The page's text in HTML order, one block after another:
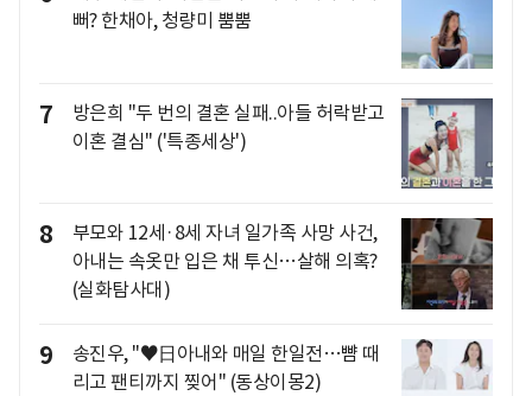
뻐? 한채아, 청량미 뿜뿜
7
방은희 "두 번의 결혼 실패..아들 허락받고
이혼 결심" ('특종세상')
8
부모와 12세·8세 자녀 일가족 사망 사건,
아내는 속옷만 입은 채 투신…살해 의혹?
(실화탐사대)
9
송진우, "♥日아내와 매일 한일전…뺨 때
리고 팬티까지 찢어" (동상이몽2)